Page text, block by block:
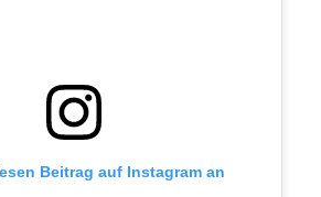
Beitrag auf Instagram an